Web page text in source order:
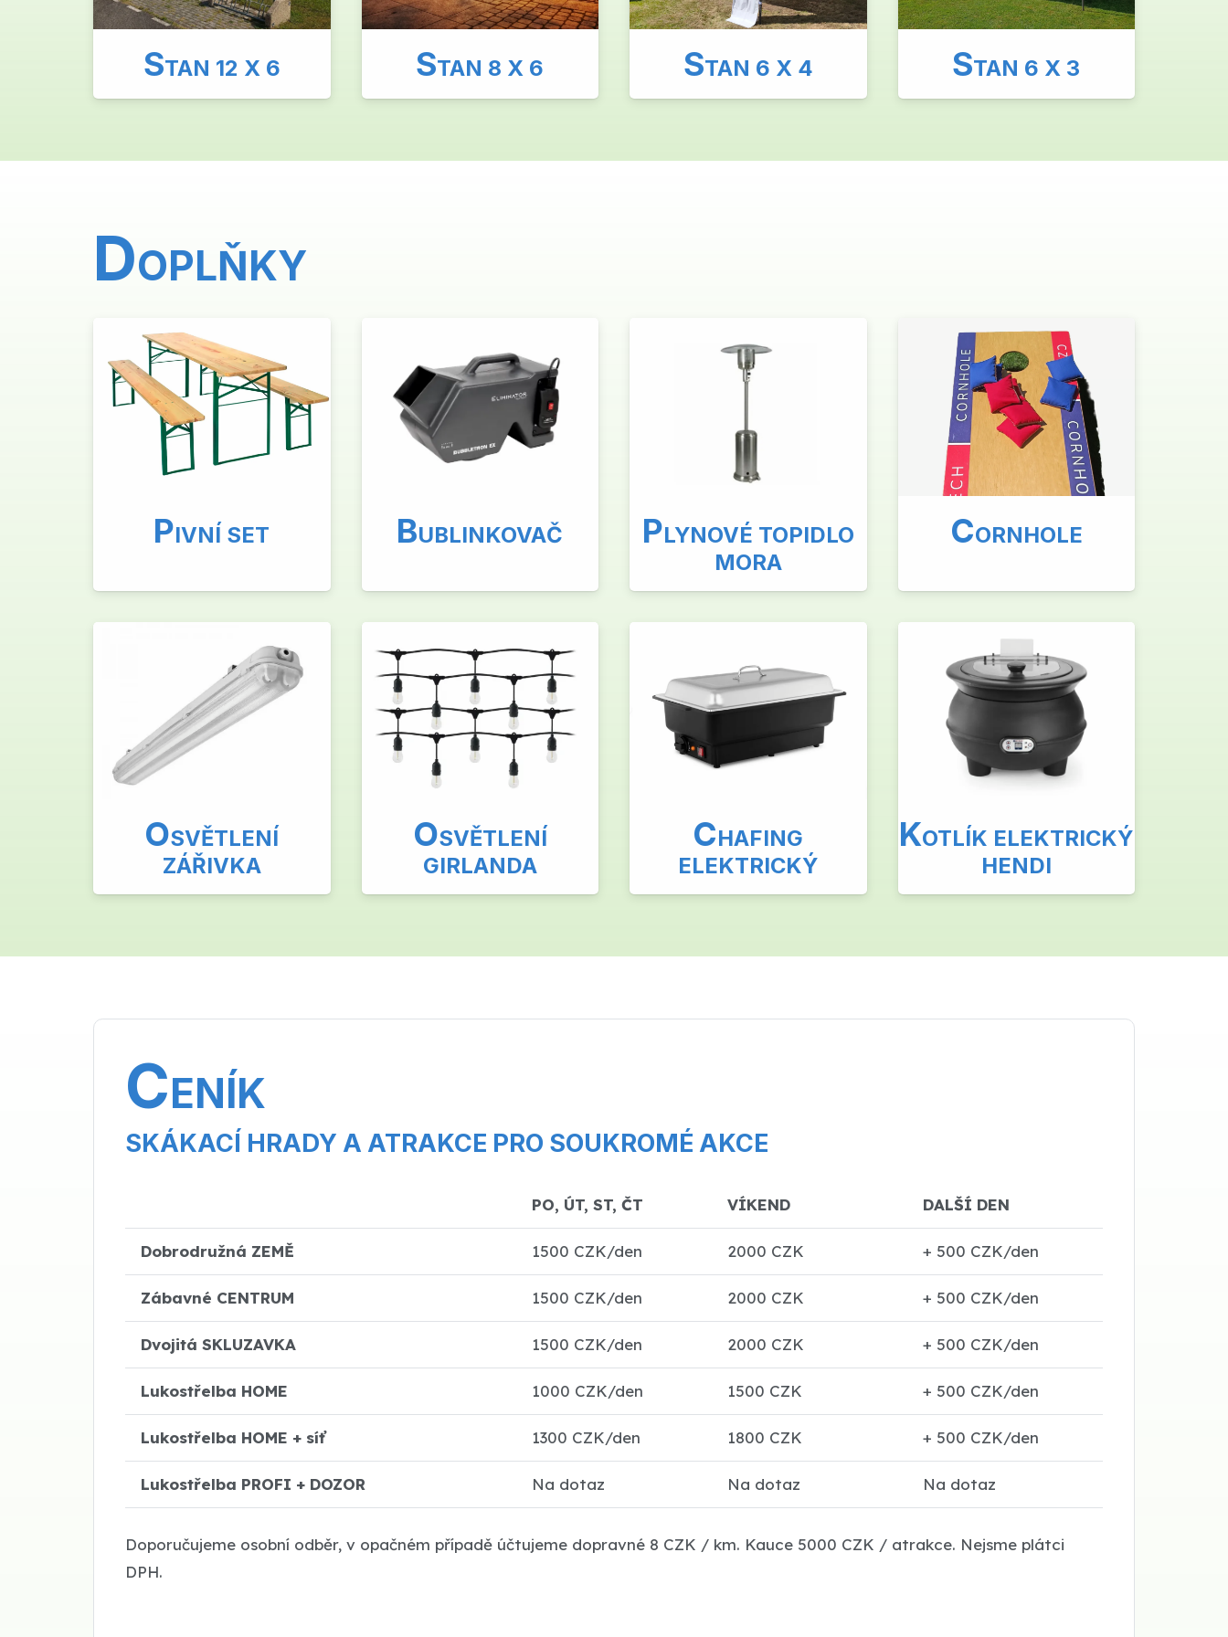
STAN 12 X 6 STAN 8 X 6 STAN 6 X 4 STAN 6 X 3
DOPLŇKY
PIVNÍ SET BUBLINKOVAČ PLYNOVÉ TOPIDLO
MORA
CORNHOLE
OSVĚTLENÍ
ZÁŘIVKA
OSVĚTLENÍ
GIRLANDA
CHAFING
ELEKTRICKÝ
KOTLÍK ELEKTRICKÝ
HENDI
CENÍK
SKÁKACÍ HRADY A ATRAKCE PRO SOUKROMÉ AKCE
PO, ÚT, ST, ČT VÍKEND DALŠÍ DEN
Dobrodružná ZEMĚ 1500 CZK/den 2000 CZK + 500 CZK/den
Zábavné CENTRUM 1500 CZK/den 2000 CZK + 500 CZK/den
Dvojitá SKLUZAVKA 1500 CZK/den 2000 CZK + 500 CZK/den
Lukostřelba HOME 1000 CZK/den 1500 CZK + 500 CZK/den
Lukostřelba HOME + síť 1300 CZK/den 1800 CZK + 500 CZK/den
Lukostřelba PROFI + DOZOR Na dotaz Na dotaz Na dotaz
Doporučujeme osobní odběr, v opačném případě účtujeme dopravné 8 CZK / km. Kauce 5000 CZK / atrakce. Nejsme plátci
DPH.